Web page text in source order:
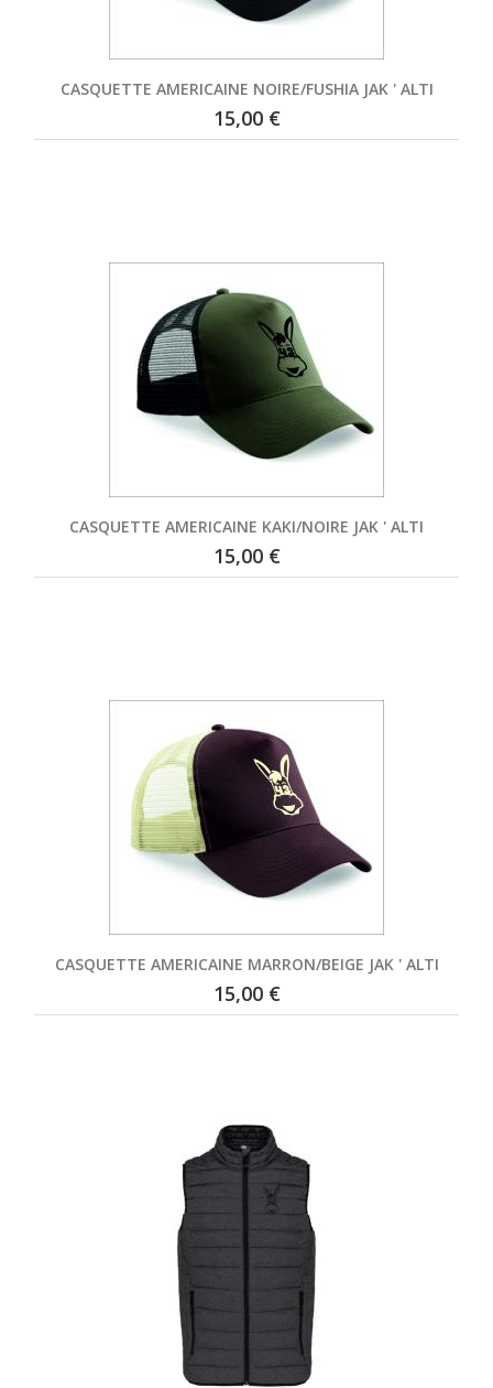
CASQUETTE AMERICAINE NOIRE/FUSHIA JAK ' ALTI
15,00 €
CASQUETTE AMERICAINE KAKI/NOIRE JAK ' ALTI
15,00 €
CASQUETTE AMERICAINE MARRON/BEIGE JAK ' ALTI
15,00 €